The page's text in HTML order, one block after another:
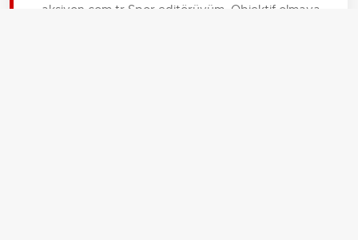
aksiyon.com.tr Spor editörüyüm. Objektif olmaya